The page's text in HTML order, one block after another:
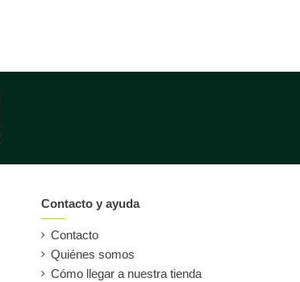
Contacto y ayuda
Contacto
Quiénes somos
Cómo llegar a nuestra tienda